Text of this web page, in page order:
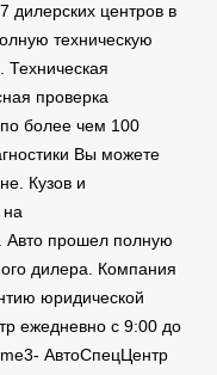
дилерских центров в
техническую
Техническая
проверка
более чем 100
Вы можете
Кузов и
Авто прошел полную
дилера. Компания
юридической
ежедневно с 9:00 до
АвтоСпецЦентр